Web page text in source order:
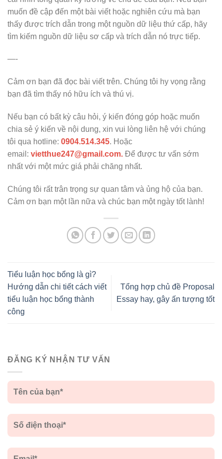
muốn đề cập đến một bài viết hoặc nghiên cứu mà bạn
thấy được trích dẫn trong một nguồn dữ liệu thứ cấp, hãy
tìm kiếm nguồn dữ liệu sơ cấp và trích dẫn nó trực tiếp.
—-
Cảm ơn bạn đã đọc bài viết trên. Chúng tôi hy vọng rằng
bạn đã tìm thấy nó hữu ích và thú vị.
Nếu bạn có bất kỳ câu hỏi, ý kiến đóng góp hoặc muốn
chia sẻ ý kiến về nội dung, xin vui lòng liên hệ với chúng
tôi qua hotline: 0904.514.345. Hoặc
email: vietthue247@gmail.com. Để được tư vấn sớm
nhất với một mức giá phải chăng nhất.
Chúng tôi rất trân trọng sự quan tâm và ủng hộ của bạn.
Cảm ơn bạn một lần nữa và chúc bạn một ngày tốt lành!
Tiểu luận học bổng là gì?
Hướng dẫn chi tiết cách viết
tiểu luận học bổng thành
công
Tổng hợp chủ đề Proposal
Essay hay, gây ấn tượng tốt
ĐĂNG KÝ NHẬN TƯ VẤN